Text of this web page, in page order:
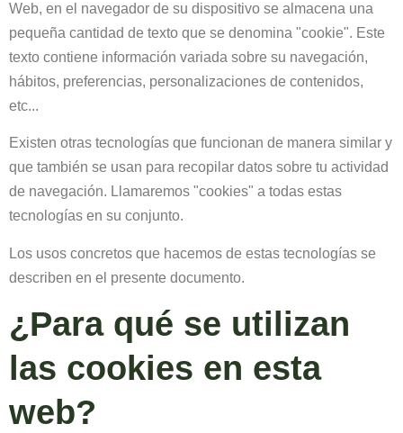
Web, en el navegador de su dispositivo se almacena una
pequeña cantidad de texto que se denomina "cookie". Este
texto contiene información variada sobre su navegación,
hábitos, preferencias, personalizaciones de contenidos,
etc...
Existen otras tecnologías que funcionan de manera similar y
que también se usan para recopilar datos sobre tu actividad
de navegación. Llamaremos "cookies" a todas estas
tecnologías en su conjunto.
Los usos concretos que hacemos de estas tecnologías se
describen en el presente documento.
¿Para qué se utilizan
las cookies en esta
web?